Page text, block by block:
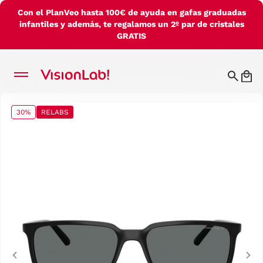
Con el PlanVeo hasta 100€ de ayuda en gafas graduadas
infantiles y además, te regalamos un 2º par de cristales
GRATIS
30% RELABS
Previous